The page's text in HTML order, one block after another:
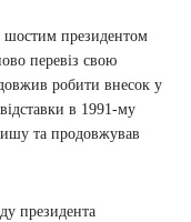
шостим президентом
перевіз свою
робити внесок у
в 1991-му
та продовжував
президента